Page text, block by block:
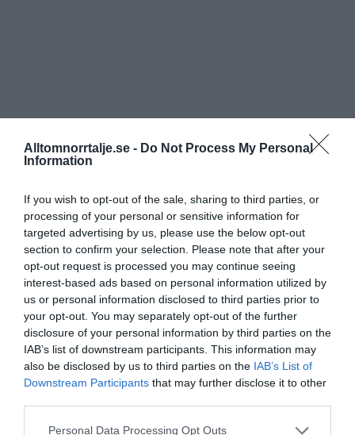
Alltomnorrtalje.se - Do Not Process My Personal
Information
If you wish to opt-out of the sale, sharing to third parties, or
processing of your personal or sensitive information for
targeted advertising by us, please use the below opt-out
section to confirm your selection. Please note that after your
opt-out request is processed you may continue seeing
interest-based ads based on personal information utilized by
us or personal information disclosed to third parties prior to
your opt-out. You may separately opt-out of the further
disclosure of your personal information by third parties on the
IAB’s list of downstream participants. This information may
also be disclosed by us to third parties on the IAB’s List of
Downstream Participants that may further disclose it to other
Personal Data Processing Opt Outs